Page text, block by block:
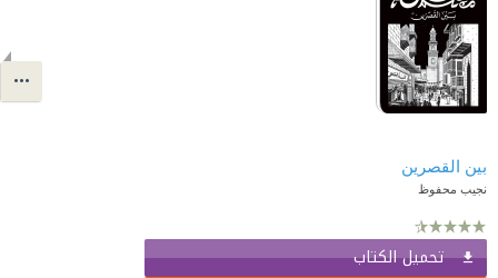
بين القصرين
نجيب محفوظ
تحميل الكتاب